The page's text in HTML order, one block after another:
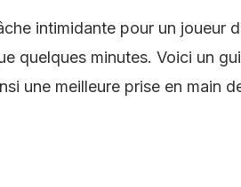
intimidante pour un joueur
quelques minutes. Voici un
une meilleure prise en main